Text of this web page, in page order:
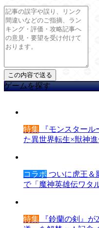
ゲームを探す
特集 『モンスター
た異世界転生×獣神
コラボ ついに虎王＆
で「魔神英雄伝ワタ
特集 『鈴蘭の剣』